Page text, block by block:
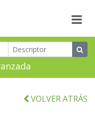
VOLVER ATRÁS